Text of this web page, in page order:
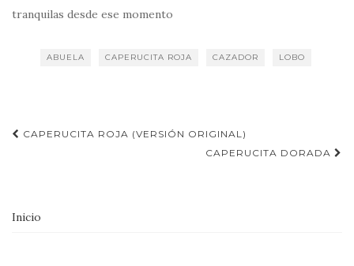
tranquilas desde ese momento
ABUELA CAPERUCITA ROJA CAZADOR LOBO
Navegación
CAPERUCITA ROJA (VERSIÓN ORIGINAL)
CAPERUCITA DORADA
Inicio